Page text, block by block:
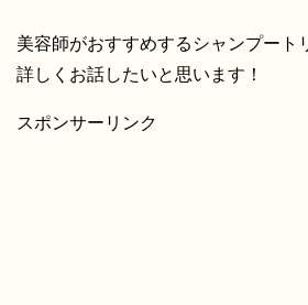
美容師がおすすめするシャンプート
詳しくお話したいと思います！
スポンサーリンク